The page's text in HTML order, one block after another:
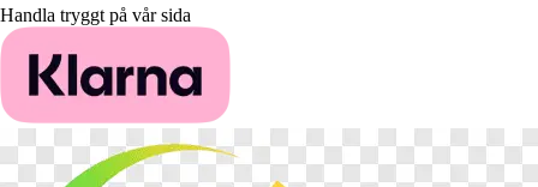
Handla tryggt på vår sida